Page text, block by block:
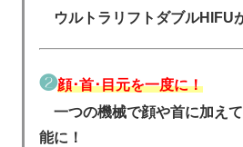
ウルトラリフトダブルHIFU
❷顔･首･目元を一度に！
一つの機械で顔や首に加え
能に！